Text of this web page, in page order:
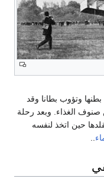
وتؤوب بطانا وقد
صنوف الغذاء. وبعد رحلة
حين اتخذ لنفسه